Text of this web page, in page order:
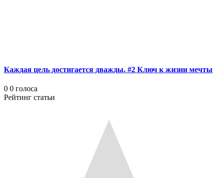
Каждая цель достигается дважды. #2 Ключ к жизни мечты
0 0 голоса
Рейтинг статьи